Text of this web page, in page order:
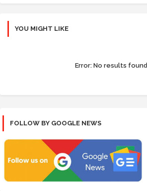
YOU MIGHT LIKE
Error: No results found
FOLLOW BY GOOGLE NEWS